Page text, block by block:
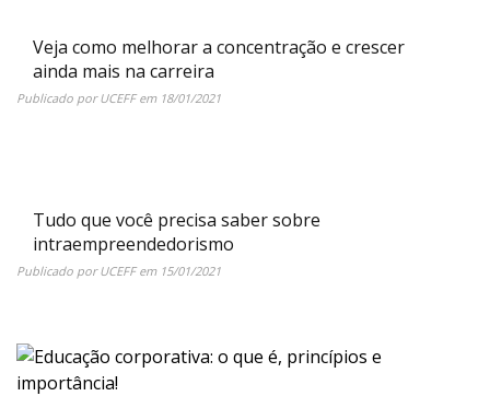
Veja como melhorar a concentração e crescer
ainda mais na carreira
Publicado porUCEFFem 18/01/2021
Tudo que você precisa saber sobre
intraempreendedorismo
Publicado porUCEFFem 15/01/2021